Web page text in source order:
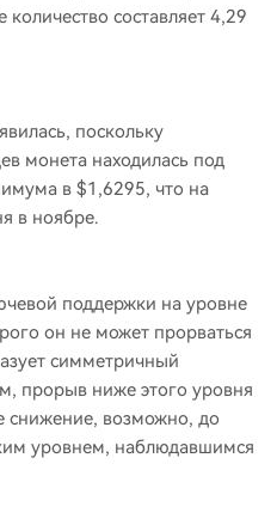
составляет 4,29
поскольку
монета находилась под
в $1,6295, что на
в ноябре.
поддержки на уровне
он не может прорваться
симметричный
прорыв ниже этого уровня
снижение, возможно, до
уровнем, наблюдавшимся